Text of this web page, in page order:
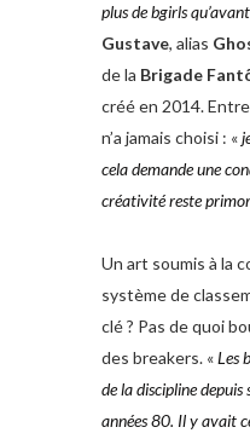
plus de bgirls qu’avant
Gustave, alias
de la Brigade
créé en 2014.
n’a jamais choisi : «
cela demande une
créativitéreste
Un art soumis à la
système de
clé ? Pas de quoi
des breakers. «Les
de la disciplinedepuis
années80. Il y avait